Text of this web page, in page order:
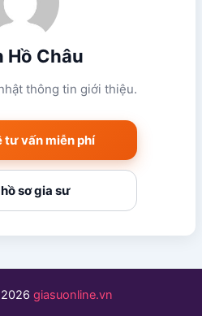
Hồ Châu
thông tin giới thiệu.
tư vấn miễn phí
sơ gia sư
giasuonline.vn